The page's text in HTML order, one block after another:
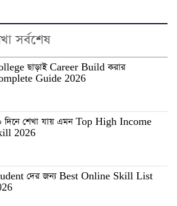
সর্বশেষ
ছাড়াই Career Build করার
Guide 2026
দিনে শেখা যায় এমন Top High Income
2026
দের জন্য Best Online Skill List